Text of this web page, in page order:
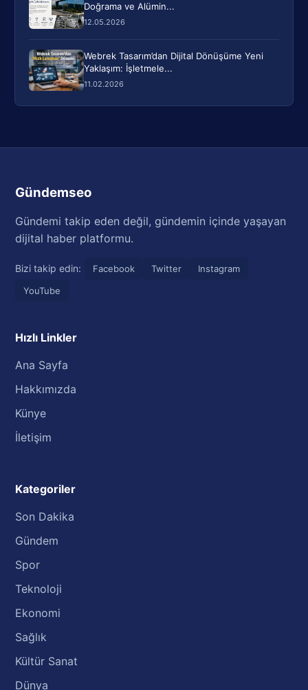
Doğrama ve Alümin...
12.05.2026
Webrek Tasarım’dan Dijital Dönüşüme Yeni
Yaklaşım: İşletmele...
11.02.2026
Gündemseo
Gündemi takip eden değil, gündemin içinde yaşayan
dijital haber platformu.
Bizi takip edin: Facebook Twitter
Instagram
YouTube
Hızlı Linkler
Ana Sayfa
Hakkımızda
Künye
İletişim
Kategoriler
Son Dakika
Gündem
Spor
Teknoloji
Ekonomi
Sağlık
Kültür Sanat
Dünya